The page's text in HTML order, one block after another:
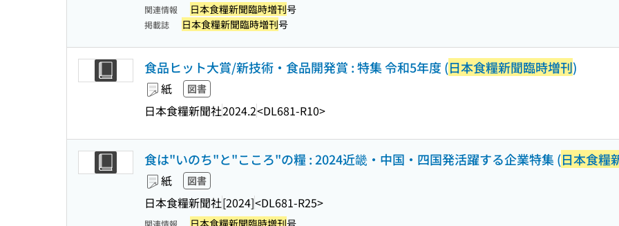
関連情報 日本食糧新聞臨時増刊号
掲載誌 日本食糧新聞臨時増刊号
食品ヒット大賞/新技術・食品開発賞 : 特集 令和5年度 (日本食糧新聞臨時増刊)
紙 図書
日本食糧新聞社2024.2<DL681-R10>
食は"いのち"と"こころ"の糧 : 2024近畿・中国・四国発活躍する企業特集 (日本食糧
紙 図書
日本食糧新聞社[2024]<DL681-R25>
関連情報 日本食糧新聞臨時増刊号